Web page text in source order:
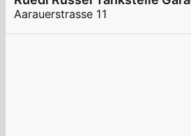
Aarauerstrasse 11